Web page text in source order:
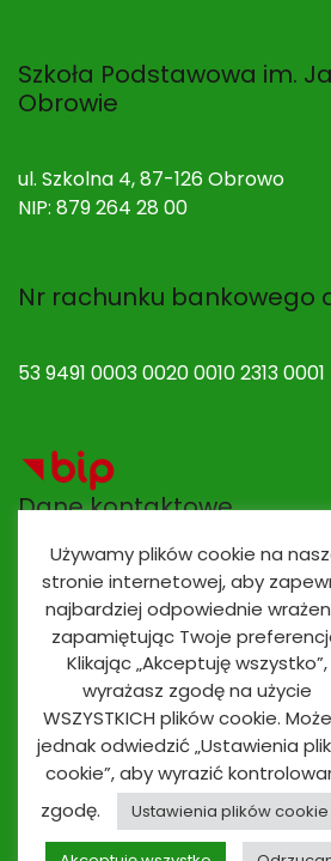
Szkoła Podstawowa im.
Obrowie
ul. Szkolna 4, 87-126 Obrowo
NIP: 879 264 28 00
Nr rachunku bankowego
53 9491 0003 0020 0010 2313 0001
Dane kontaktowe
Adres e-mail:
Nr telefonu / fax:(56) 674 70 30
530 923 839Oddziały
Używamy plików cookie na
stronie internetowej, aby
najbardziej odpowiednie
zapamiętując Twoje
Klikając „Akceptuję wszystko”,
wyrażasz zgodę na użycie
WSZYSTKICH plików cookie.
jednak odwiedzić „Ustawienia
cookie”, aby wyrazić
zgodę.
Ustawienia plików cookie